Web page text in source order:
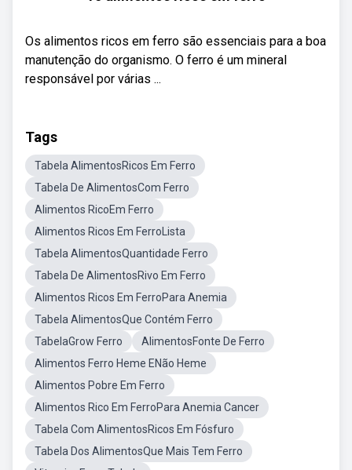
Os alimentos ricos em ferro são essenciais para a boa
manutenção do organismo. O ferro é um mineral
responsável por várias ...
Tags
Tabela AlimentosRicos Em Ferro
Tabela De AlimentosCom Ferro
Alimentos RicoEm Ferro
Alimentos Ricos Em FerroLista
Tabela AlimentosQuantidade Ferro
Tabela De AlimentosRivo Em Ferro
Alimentos Ricos Em FerroPara Anemia
Tabela AlimentosQue Contém Ferro
TabelaGrow Ferro
AlimentosFonte De Ferro
Alimentos Ferro Heme ENão Heme
Alimentos Pobre Em Ferro
Alimentos Rico Em FerroPara Anemia Cancer
Tabela Com AlimentosRicos Em Fósfuro
Tabela Dos AlimentosQue Mais Tem Ferro